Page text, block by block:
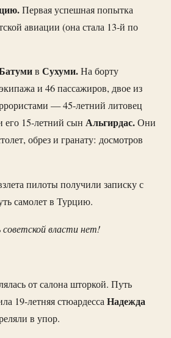
Первая успешная попытка
авиации (она стала 13-й по
в Сухуми.На борту
и 46 пассажиров, двое из
— 45-летний литовец
его 15-летний сын Альгирдас.Они
обрез и гранату: досмотров
пилоты получили записку с
самолет в Турцию.
власти нет!
от салона шторкой. Путь
19-летняя стюардессаНадежда
в упор.